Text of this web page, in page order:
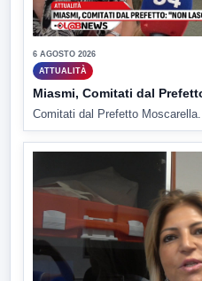
6 AGOSTO 2026
ATTUALITÀ
Miasmi, Comitati dal
Comitati dal Prefetto